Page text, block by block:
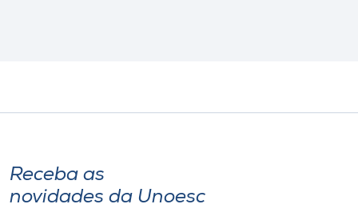
Receba as
novidades da Unoesc